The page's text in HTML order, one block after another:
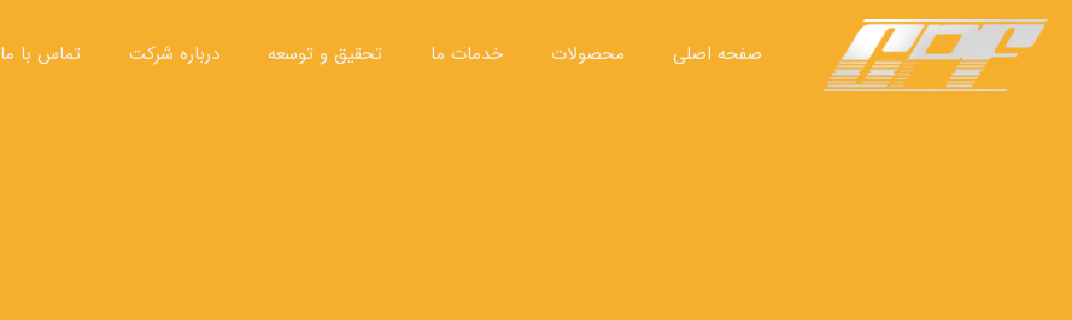
صفحه اصلی محصولات خدمات ما تحقیق و توسعه درباره شرکت تماس با ما